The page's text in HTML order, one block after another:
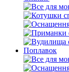
Поплавок